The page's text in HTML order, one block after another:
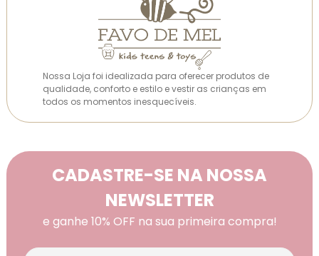
Nossa Loja foi idealizada para oferecer produtos de
qualidade, conforto e estilo e vestir as crianças em
todos os momentos inesquecíveis.
CADASTRE-SE NA NOSSA
NEWSLETTER
e ganhe 10% OFF na sua primeira compra!